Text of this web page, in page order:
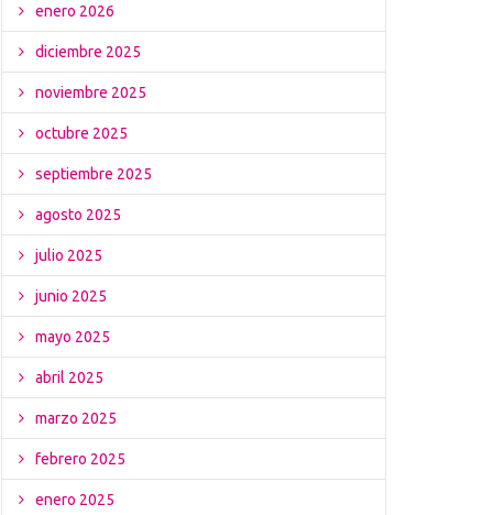
enero 2026
diciembre 2025
noviembre 2025
octubre 2025
septiembre 2025
agosto 2025
julio 2025
junio 2025
mayo 2025
abril 2025
marzo 2025
febrero 2025
enero 2025